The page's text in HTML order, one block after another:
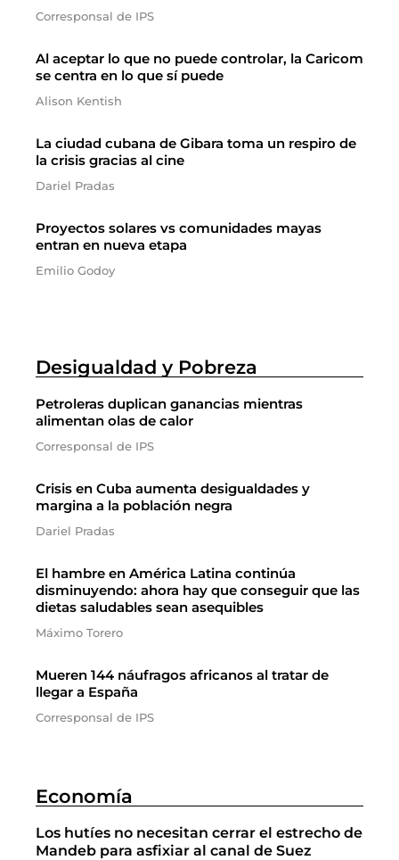
Corresponsal de IPS
Al aceptar lo que no puede controlar, la Caricom
se centra en lo que sí puede
Alison Kentish
La ciudad cubana de Gibara toma un respiro de
la crisis gracias al cine
Dariel Pradas
Proyectos solares vs comunidades mayas
entran en nueva etapa
Emilio Godoy
Desigualdad y Pobreza
Petroleras duplican ganancias mientras
alimentan olas de calor
Corresponsal de IPS
Crisis en Cuba aumenta desigualdades y
margina a la población negra
Dariel Pradas
El hambre en América Latina continúa
disminuyendo: ahora hay que conseguir que las
dietas saludables sean asequibles
Máximo Torero
Mueren 144 náufragos africanos al tratar de
llegar a España
Corresponsal de IPS
Economía
Los hutíes no necesitan cerrar el estrecho de
Mandeb para asfixiar al canal de Suez